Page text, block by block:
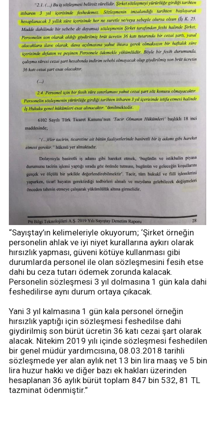
“Sayıştay’ın kelimeleriyle okuyorum; ‘Şirket örneğin
personelin ahlak ve iyi niyet kurallarına aykırı olarak
hırsızlık yapması, güveni kötüye kullanması gibi
durumlarda personel ile olan sözleşmesini fesih etse
dahi bu ceza tutarı ödemek zorunda kalacak.
Personelin sözleşmesi 3 yıl dolmasına 1 gün kala dahi
feshedilirse aynı durum ortaya çıkacak.
Yani 3 yıl kalmasına 1 gün kala personel örneğin
hırsızlık yaptığı için sözleşmesi feshedilse dahi
giydirilmiş son bürüt ücretin 36 katı cezai şart olarak
alacak. Nitekim 2019 yılı içinde sözleşmesi feshedilen
bir genel müdür yardımcısına, 08.03.2018 tarihli
sözleşmede yer alan aylık net 13 bin lira maaş ve 5 bin
lira huzur hakkı ve diğer bazı ek hakları üzerinden
hesaplanan 36 aylık bürüt toplam 847 bin 532, 81 TL
tazminat ödenmiştir.”